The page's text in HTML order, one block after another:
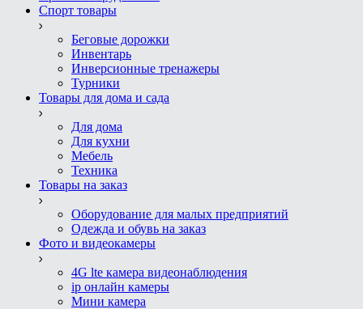
Спорт товары
Беговые дорожки
Инвентарь
Инверсионные тренажеры
Турники
Товары для дома и сада
Для дома
Для кухни
Мебель
Техника
Товары на заказ
Оборудование для малых предприятий
Одежда и обувь на заказ
Фото и видеокамеры
4G lte камера видеонаблюдения
ip онлайн камеры
Мини камера